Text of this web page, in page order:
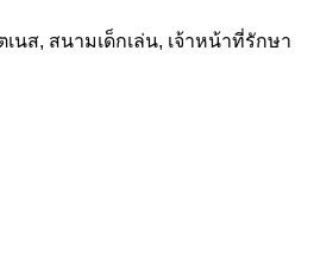
นส, สนามเด็กเล่น, เจ้าหน้าที่รักษา